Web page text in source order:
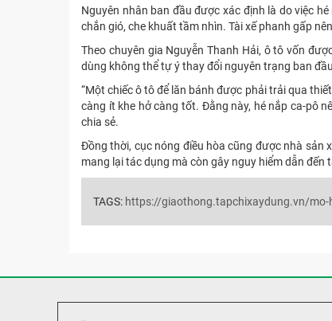
Nguyên nhân ban đầu được xác định là do việc
chắn gió, che khuất tầm nhìn. Tài xế phanh gấp
Theo chuyên gia Nguyễn Thanh Hải, ô tô vốn
dùng không thể tự ý thay đổi nguyên trạng ban
“Một chiếc ô tô để lăn bánh được phải trải qua
càng ít khe hở càng tốt. Đằng này, hé nắp ca-pô
chia sẻ.
Đồng thời, cục nóng điều hòa cũng được nhà sản
mang lại tác dụng mà còn gây nguy hiểm dẫn đến
TAGS: https://giaothong.tapchixaydung.vn/mo-